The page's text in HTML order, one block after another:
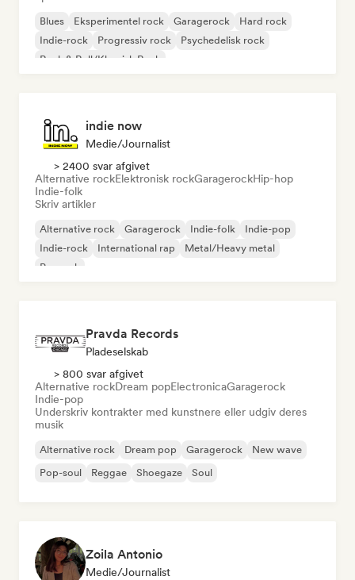
Blues Eksperimentel rock Garagerock
Hard rock
Indie-rock
Progressiv rock
Psychedelisk rock
Rock & Roll/Klassisk Rock
indie now
Medie/journalist
> 2400 svar afgivet
Alternative rockElektronisk rockGaragerockHip-hop
Indie-folk
Skriv artikler
Alternative rock Garagerock Indie-folk
Indie-pop
Indie-rock
International rap
Metal/Heavy metal
Poprock
Pravda Records
Pladeselskab
> 800 svar afgivet
Alternative rockDream popElectronicaGaragerock
Indie-pop
Underskriv kontrakter med kunstnere eller udgiv deres
musik
Alternative rock Dream pop Garagerock
New wave
Pop-soul
Reggae Shoegaze Soul
Zoila Antonio
Medie/journalist